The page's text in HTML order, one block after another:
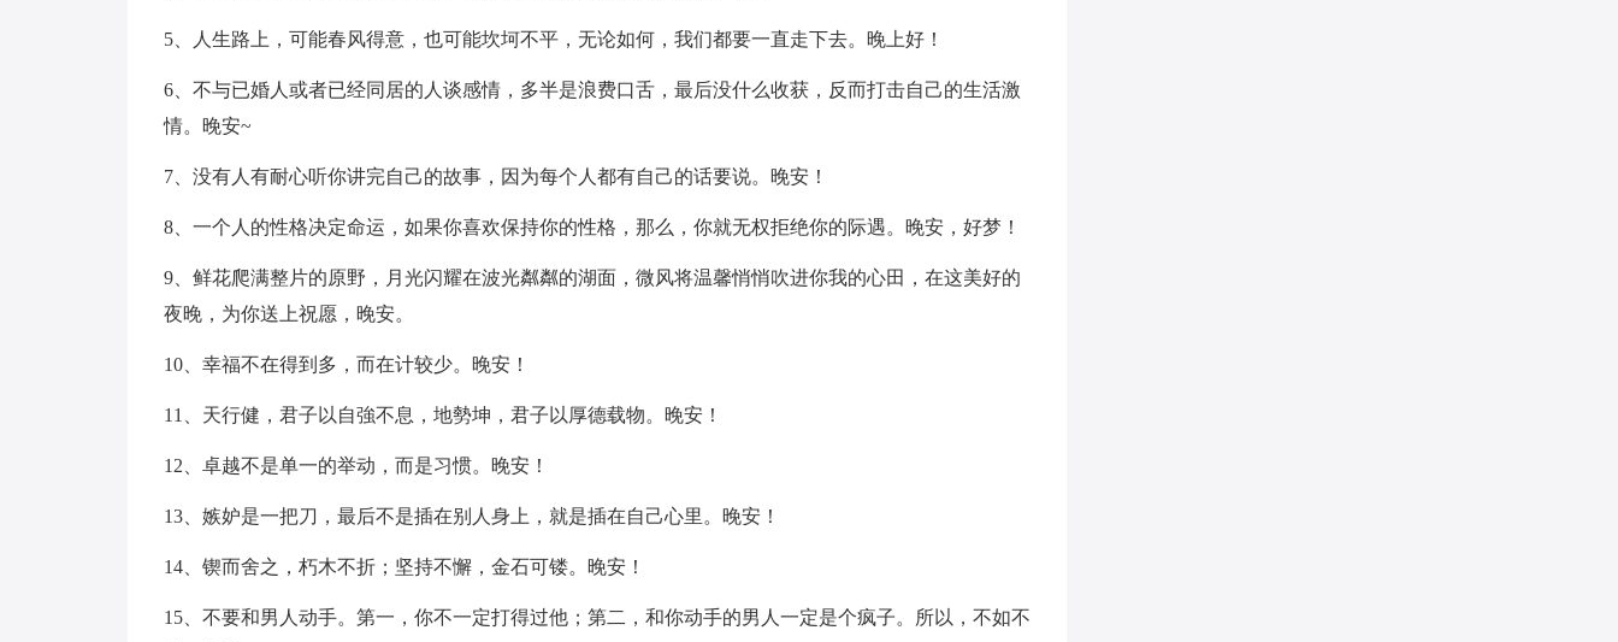
5、人生路上，可能春风得意，也可能坎坷不平，无论如何，我们都要一直走下去。晚上好！
6、不与已婚人或者已经同居的人谈感情，多半是浪费口舌，最后没什么收获，反而打击自己的生活激
情。晚安~
7、没有人有耐心听你讲完自己的故事，因为每个人都有自己的话要说。晚安！
8、一个人的性格决定命运，如果你喜欢保持你的性格，那么，你就无权拒绝你的际遇。晚安，好梦！
9、鲜花爬满整片的原野，月光闪耀在波光粼粼的湖面，微风将温馨悄悄吹进你我的心田，在这美好的
夜晚，为你送上祝愿，晚安。
10、幸福不在得到多，而在计较少。晚安！
11、天行健，君子以自強不息，地勢坤，君子以厚德载物。晚安！
12、卓越不是单一的举动，而是习惯。晚安！
13、嫉妒是一把刀，最后不是插在别人身上，就是插在自己心里。晚安！
14、锲而舍之，朽木不折；坚持不懈，金石可镂。晚安！
15、不要和男人动手。第一，你不一定打得过他；第二，和你动手的男人一定是个疯子。所以，不如不